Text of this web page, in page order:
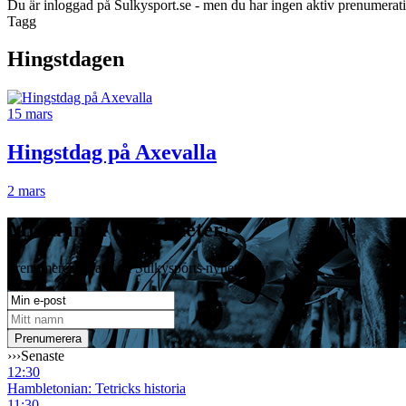
Du är inloggad på Sulkysport.se - men du har ingen aktiv
Tagg
Hingstdagen
15 mars
Hingstdag på Axevalla
2 mars
Missa inga travnyheter!
Prenumerera gratis på Sulkysports nyhetsbrev
›››Senaste
12:30
Hambletonian: Tetricks historia